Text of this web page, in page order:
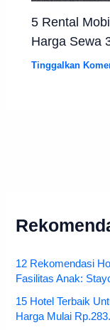
5 Rental
Harga Sewa
Tinggalkan
12 Rekomendasi
Fasilitas Anak:
15 Hotel Terbaik
Harga Mulai